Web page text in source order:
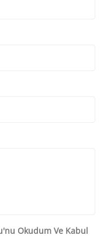
Okudum Ve Kabul